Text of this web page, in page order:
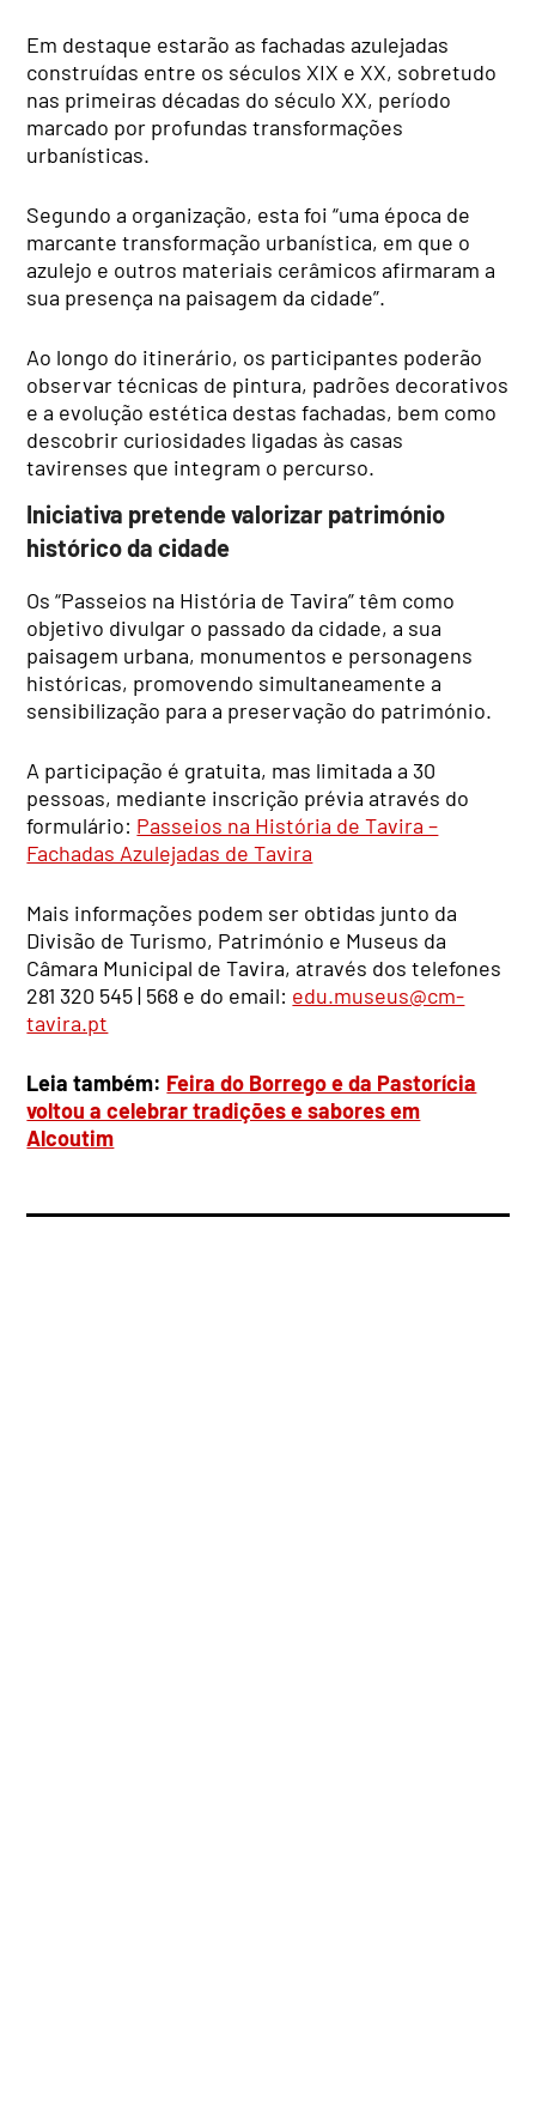
Em destaque estarão as fachadas azulejadas
construídas entre os séculos XIX e XX, sobretudo
nas primeiras décadas do século XX, período
marcado por profundas transformações
urbanísticas.
Segundo a organização, esta foi “uma época de
marcante transformação urbanística, em que o
azulejo e outros materiais cerâmicos afirmaram a
sua presença na paisagem da cidade”.
Ao longo do itinerário, os participantes poderão
observar técnicas de pintura, padrões decorativos
e a evolução estética destas fachadas, bem como
descobrir curiosidades ligadas às casas
tavirenses que integram o percurso.
Iniciativa pretende valorizar património
histórico da cidade
Os “Passeios na História de Tavira” têm como
objetivo divulgar o passado da cidade, a sua
paisagem urbana, monumentos e personagens
históricas, promovendo simultaneamente a
sensibilização para a preservação do património.
A participação é gratuita, mas limitada a 30
pessoas, mediante inscrição prévia através do
formulário: Passeios na História de Tavira –
Fachadas Azulejadas de Tavira
Mais informações podem ser obtidas junto da
Divisão de Turismo, Património e Museus da
Câmara Municipal de Tavira, através dos telefones
281 320 545 | 568 e do email: edu.museus@cm-
tavira.pt
Leia também: Feira do Borrego e da Pastorícia
voltou a celebrar tradições e sabores em
Alcoutim